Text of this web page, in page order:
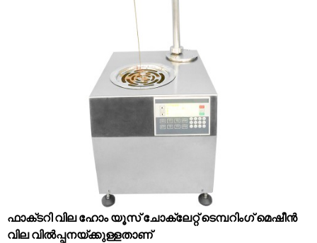
ഫാക്‌ടറി വില ഹോം യൂസ് ചോക്ലേറ്റ് ടെമ്പറിംഗ് മെഷീൻ
വില വിൽപ്പനയ്‌ക്കുള്ളതാണ്